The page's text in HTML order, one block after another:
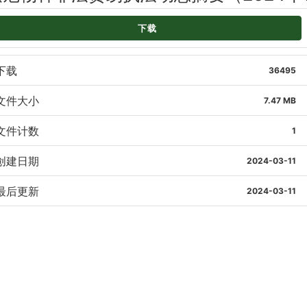
下载
载 36495
件大小 7.47 MB
件计数 1
建日期 2024-03-11
后更新 2024-03-11